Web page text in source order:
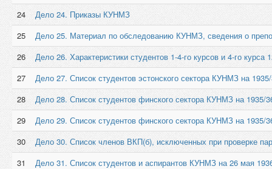
24
Дело 24. Приказы КУНМЗ
25
Дело 25. Материал по обследованию КУНМЗ, сведения о
26
Дело 26. Характеристики студентов 1-4-го курсов и 4-го курса
27
Дело 27. Список студентов эстонского сектора КУНМЗ на
28
Дело 28. Список студентов финского сектора КУНМЗ на 1935/
29
Дело 29. Список студентов финского сектора КУНМЗ на 1935/
30
Дело 30. Список членов ВКП(б), исключенных при проверке
31
Дело 31. Список студентов и аспирантов КУНМЗ на 26 мая